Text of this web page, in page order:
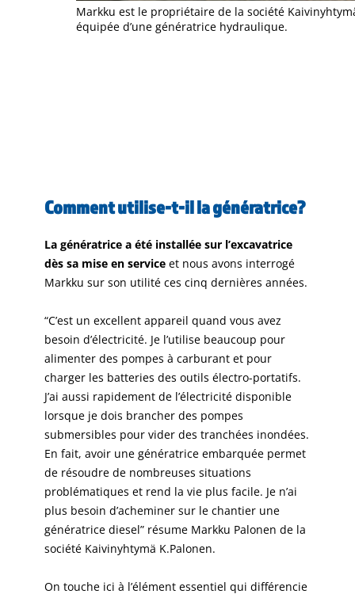
Markku est le propriétaire de la société
équipée d’une génératrice hydraulique.
Comment utilise-t-il la génératrice?
La génératrice a été installée sur l’excavatrice
dès sa mise en service et nous avons interrogé
Markku sur son utilité ces cinq dernières années.
“C’est un excellent appareil quand vous avez
besoin d’électricité. Je l’utilise beaucoup pour
alimenter des pompes à carburant et pour
charger les batteries des outils électro-portatifs.
J’ai aussi rapidement de l’électricité disponible
lorsque je dois brancher des pompes
submersibles pour vider des tranchées inondées.
En fait, avoir une génératrice embarquée permet
de résoudre de nombreuses situations
problématiques et rend la vie plus facile. Je n’ai
plus besoin d’acheminer sur le chantier une
génératrice diesel” résume Markku Palonen de la
société Kaivinyhtymä K.Palonen.
On touche ici à l’élément essentiel qui différencie